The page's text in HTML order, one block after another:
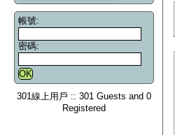
帳號:
密碼:
301線上用戶 :: 301 Guests and 0
Registered